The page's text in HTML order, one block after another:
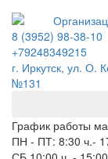
8 (3952) 98-38-10
+79248349215
г. Иркутск, ул. О.
№131
График работы
ПН - ПТ: 8:30 ч.-